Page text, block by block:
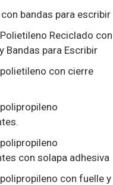
bandas para escribir
Reciclado con
Bandas para Escribir
con cierre
con solapa adhesiva
con fuelle y